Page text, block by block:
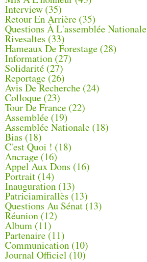
Interview (35)
Retour En Arrière (35)
Questions À L'assemblée Nationale
Rivesaltes (33)
Hameaux De Forestage (28)
Information (27)
Solidarité (27)
Reportage(26)
Avis De Recherche (24)
Colloque (23)
Tour De France (22)
Assemblée (19)
Assemblée Nationale (18)
Bias (18)
C'est Quoi ! (18)
Ancrage (16)
Appel Aux Dons (16)
Portrait (14)
Inauguration (13)
Patriciamirallès (13)
Questions Au Sénat(13)
Réunion (12)
Album (11)
Partenaire(11)
Communication (10)
Journal Officiel (10)